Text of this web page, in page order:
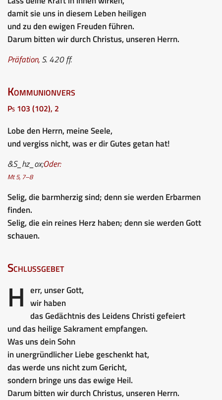
damit sie uns in diesem Leben heiligen
und zu den ewigen Freuden führen.
Darum bitten wir durch Christus, unseren Herrn.
Präfation,S. 420 ff.
Kommunionvers
Ps 103 (102), 2
Lobe den Herrn, meine Seele,
und vergiss nicht, was er dir Gutes getan hat!
&S_hz_ox;Oder:
Mt 5, 7–8
Selig, die barmherzig sind; denn sie werden Erbarmen
finden.
Selig, die ein reines Herz haben; denn sie werden Gott
schauen.
Schlussgebet
H err, unser Gott,
wir haben
das Gedächtnis des Leidens Christi gefeiert
und das heilige Sakrament empfangen.
Was uns dein Sohn
in unergründlicher Liebe geschenkt hat,
das werde uns nicht zum Gericht,
sondern bringe uns das ewige Heil.
Darum bitten wir durch Christus, unseren Herrn.